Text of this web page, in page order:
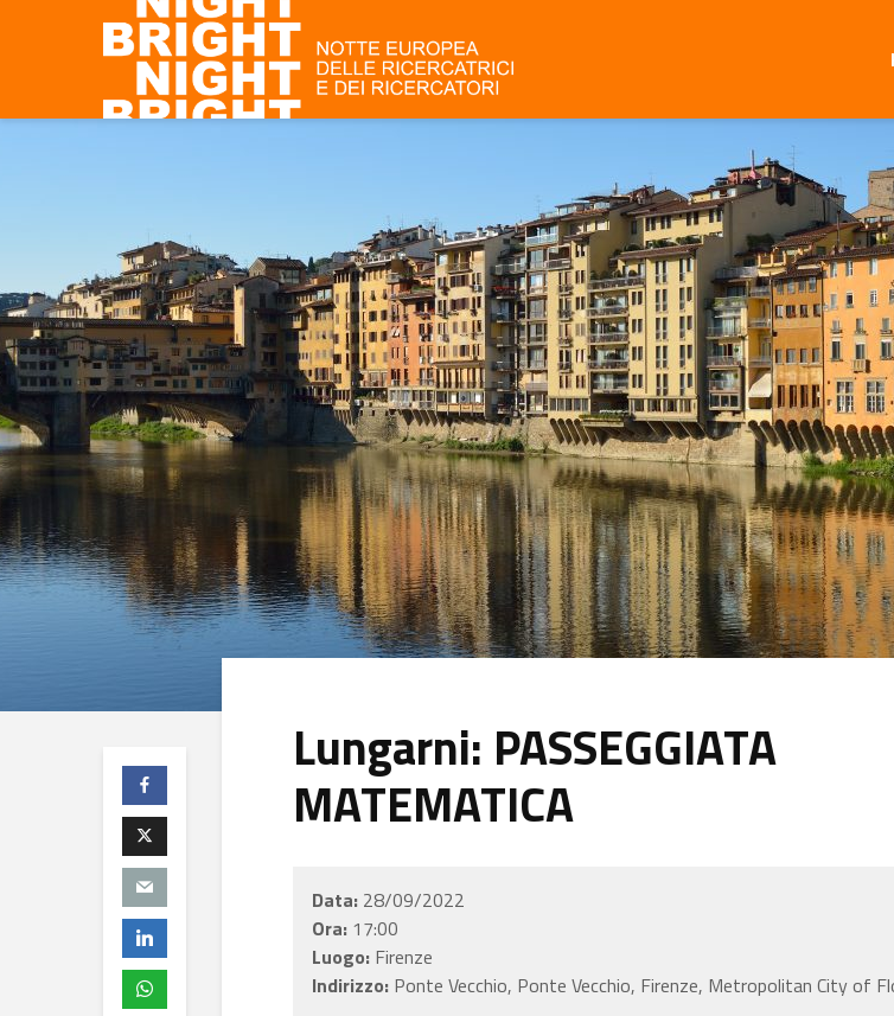
Lungarni: PASSEGGIATA
MATEMATICA
Data: 28/09/2022
Ora: 17:00
Luogo: Firenze
Indirizzo: Ponte Vecchio, Ponte Vecchio, Firenze, Metropolitan City of